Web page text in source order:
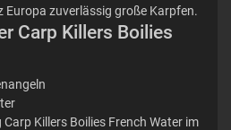
Europa zuverlässig große Karpfen.
Carp Killers Boilies
Killers Boilies French Water im